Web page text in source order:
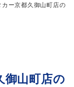
カー京都久御山町店の
御山町店の